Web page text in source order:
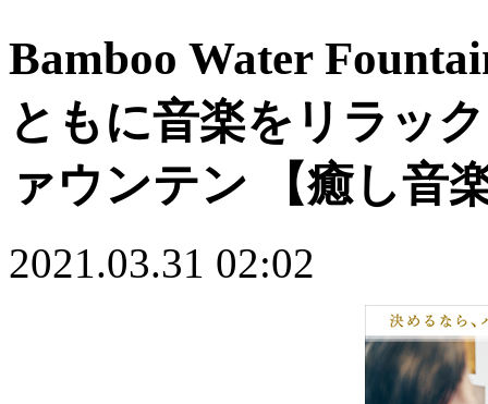
Bamboo Water
ともに音楽をリラッ
ァウンテン 【癒し音
2021.03.31 02:02